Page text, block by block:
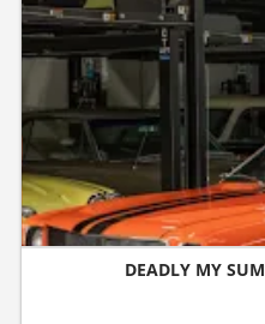
DEADLY MY